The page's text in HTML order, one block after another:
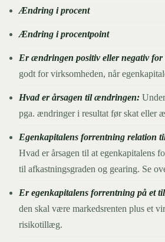
Ændring i procent
Ændring i procentpoint
Er ændringen positiv eller negativ for
godt for virksomheden, når
Hvad er årsagen til ændringen:
pga. ændringer i resultat før skat eller
Egenkapitalens forrentning relation
Hvad er årsagen til at egenkapitalens
til afkastningsgraden og gearing. Se
Er egenkapitalens forrentning på et
den skal være markedsrenten plus et
risikotillæg.